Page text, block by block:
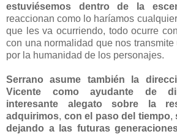
estuviésemos dentro de la
reaccionan como lo haríamos
que les va ocurriendo, todo ocurre
con una normalidad que nos
por la humanidad de los personajes.
Serrano asume también la
Vicente como ayudante de
interesante alegato sobre la
adquirimos, con el paso del tiempo,
dejando a las futuras